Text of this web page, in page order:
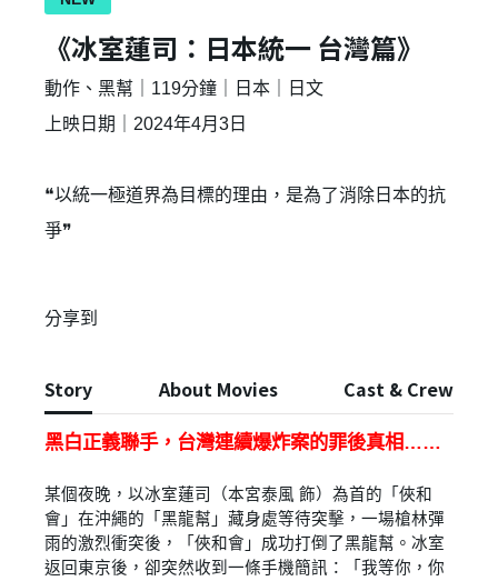
《冰室蓮司：日本統一 台灣篇》
動作、黑幫｜119分鐘｜日本｜日文
上映日期｜2024年4月3日
❝以統一極道界為目標的理由，是為了消除日本的抗
爭❞
分享到
Story About Movies Cast & Crew
黑白正義聯手，台灣連續爆炸案的罪後真相……
某個夜晚，以冰室蓮司（本宮泰風 飾）為首的「俠和
會」在沖繩的「黑龍幫」藏身處等待突擊，一場槍林彈
雨的激烈衝突後，「俠和會」成功打倒了黑龍幫。冰室
返回東京後，卻突然收到一條手機簡訊：「我等你，你